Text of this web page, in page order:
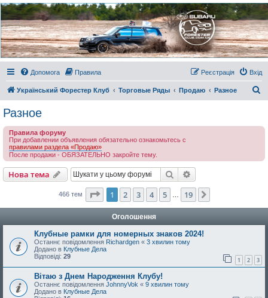
Украинский Форестер
Клуб
Всеукраинский клуб владельцев Subaru Forester. Клубные покатушки на природе и
еженедельные встречи, скидки от партнеров и просто много общения с друзьями.
Присоединяйтесь. Think. Feel. Drive.
Допомога
Правила Вхід
Реєстрація
Український Форестер Клуб Торговые Ряды Продаю Разное
Разное
Правила форуму
При добавлении объявления обязательно ознакомьтесь с
правилами раздела «Продаю»
После продажи - ОБЯЗАТЕЛЬНО закройте тему.
Нова тема Пошук
466 тем Сторінка1 19
1 2 3 4 5 19
Оголошення
Клубные рамки для номерных знаков 2024!
Останнє повідомлення Richardgen « 3 хвилин тому
Додано в Клубные Дела
Відповіді: 29 1 2 3
Вітаю з Днем Народження Клубу!
Останнє повідомлення JohnnyVok « 9 хвилин тому
Додано в Клубные Дела